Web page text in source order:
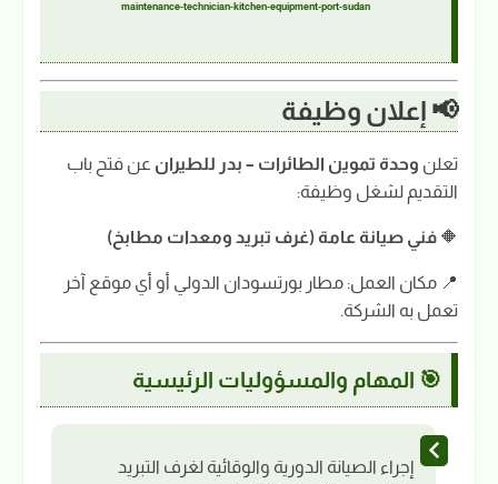
maintenance-technician-kitchen-equipment-port-sudan
📢 إعلان وظيفة
تعلن وحدة تموين الطائرات – بدر للطيران عن فتح باب
التقديم لشغل وظيفة:
🔶 فني صيانة عامة (غرف تبريد ومعدات مطابخ)
📍 مكان العمل: مطار بورتسودان الدولي أو أي موقع آخر
تعمل به الشركة.
🎯 المهام والمسؤوليات الرئيسية
إجراء الصيانة الدورية والوقائية لغرف التبريد